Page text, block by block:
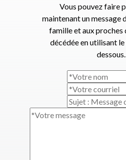
Vous pouvez faire
maintenant un message
famille et aux proches
décédée en utilisant
dessous.